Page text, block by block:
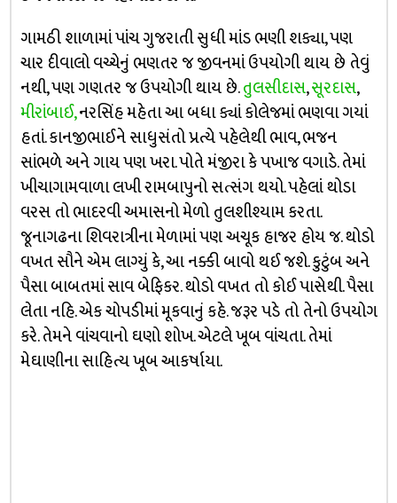
ગામઠી શાળામાં પાંચ ગુજરાતી સુધી માંડ ભણી શક્યા, પણ
ચાર દીવાલો વચ્ચેનું ભણતર જ જીવનમાં ઉપયોગી થાય છે તેવું
નથી, પણ ગણતર જ ઉપયોગી થાય છે.તુલસીદાસ,સૂરદાસ,
મીરાંબાઈ,નરસિંહ મહેતા આ બધા ક્યાં કોલેજમાં ભણવા ગયાં
હતાં. કાનજીભાઈને સાધુસંતો પ્રત્યે પહેલેથી ભાવ, ભજન
સાંભળે અને ગાય પણ ખરા. પોતે મંજીરા કે પખાજ વગાડે. તેમાં
ખીચાગામવાળા લખી રામબાપુનો સત્સંગ થયો. પહેલાં થોડા
વરસ તો ભાદરવી અમાસનો મેળો તુલશીશ્યામ કરતા.
જૂનાગઢના શિવરાત્રીના મેળામાં પણ અચૂક હાજર હોય જ. થોડો
વખત સૌને એમ લાગ્યું કે, આ નક્કી બાવો થઈ જશે. કુટુંબ અને
પૈસા બાબતમાં સાવ બેફિકર. થોડો વખત તો કોઈ પાસેથી. પૈસા
લેતા નહિ. એક ચોપડીમાં મૂકવાનું કહે. જરૂર પડે તો તેનો ઉપયોગ
કરે. તેમને વાંચવાનો ઘણો શોખ. એટલે ખૂબ વાંચતા. તેમાં
મેઘાણીના સાહિત્ય ખૂબ આકર્ષાયા.